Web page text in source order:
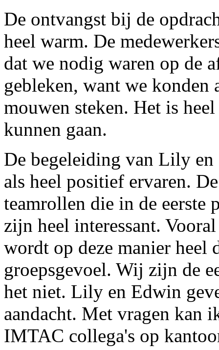
De ontvangst bij de
heel warm. De
dat we nodig waren op de
gebleken, want we konden
mouwen steken. Het is
kunnen gaan.
De begeleiding van Lily
als heel positief ervaren.
teamrollen die in de eerste
zijn heel interessant.
wordt op deze manier
groepsgevoel. Wij zijn de
het niet. Lily en Edwin
aandacht. Met vragen kan
IMTAC collega's op